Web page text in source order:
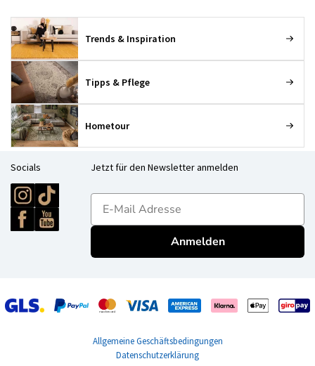
Trends & Inspiration
Tipps & Pflege
Hometour
Socials Jetzt für den Newsletter anmelden
E-mailadres
Anmelden
Allgemeine Geschäftsbedingungen
Datenschutzerklärung